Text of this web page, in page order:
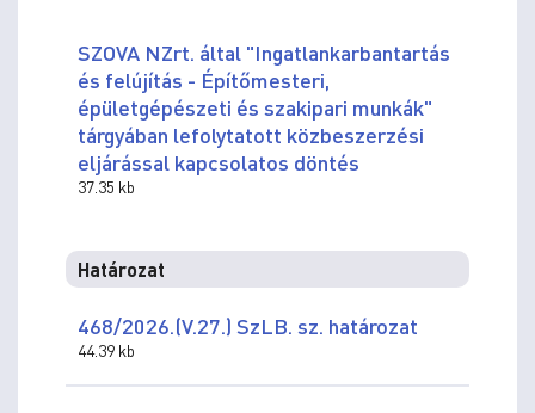
SZOVA NZrt. által "Ingatlankarbantartás
és felújítás - Építőmesteri,
épületgépészeti és szakipari munkák"
tárgyában lefolytatott közbeszerzési
eljárással kapcsolatos döntés
37.35 kb
Határozat
468/2026.(V.27.) SzLB. sz. határozat
44.39 kb